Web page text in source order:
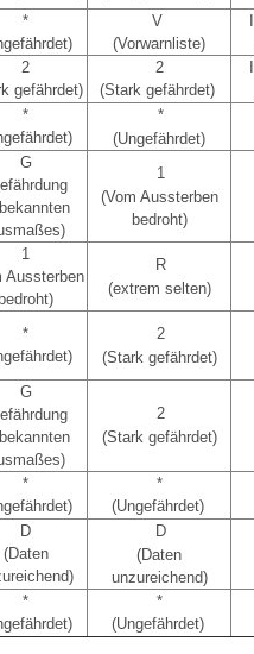
*
V
(Vorwarnliste)
2
gefährdet)
2
(Stark gefährdet)
*
*
(Ungefährdet)
G
1
(Vom Aussterben
bedroht)
1
Aussterben
bedroht)
R
(extrem selten)
*
2
(Stark gefährdet)
G
2
(Stark gefährdet)
*
*
(Ungefährdet)
D
(Daten
D
(Daten
unzureichend)
*
*
(Ungefährdet)